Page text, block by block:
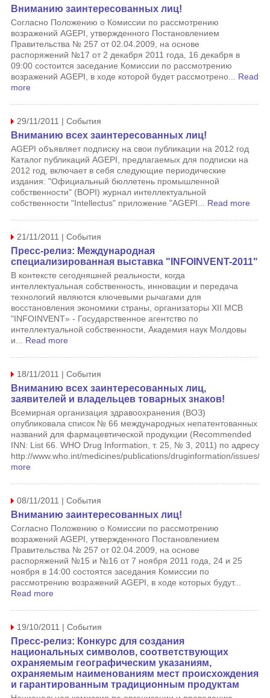
Вниманию заинтересованных лиц!
Согласно Положению о Комиссии по рассмотрению
возражений AGEPI, утвержденного Постановлением
Правительства № 257 от 02.04.2009, на основе
распоряжений №17 от 2 декабря 2011 года, 16 декабря в
09:00 состоится заседание Комиссии по рассмотрению
возражений AGEPI, в ходе которой будет рассмотрено... Read
more
29/11/2011 | События
Вниманию всех заинтересованных лиц!
AGEPI объявляет подписку на свои публикации на 2012 год
Каталог публикаций AGEPI, предлагаемых для подписки на
2012 год, включает в себя следующие периодические
издания: "Официальный бюллетень промышленной
собственности" (BOPI) журнал интеллектуальной
собственности "Intellectus" приложение "AGEPI... Read more
21/11/2011 | События
Пресс-релиз: Международная
специализированная выставка "INFOINVENT-2011"
В контексте сегодняшней реальности, когда
интеллектуальная собственность, инновации и передача
технологий являются ключевыми рычагами для
восстановления экономики страны, организаторы XII МСВ
"INFOINVENT» - Государственное агентство по
интеллектуальной собственности, Академия наук Молдовы
и... Read more
18/11/2011 | События
Вниманию всех заинтересованных лиц,
заявителей и владельцев товарных знаков!
Всемирная организация здравоохранения (ВОЗ)
опубликовала список № 66 международных непатентованных
названий для фармацевтической продукции (Recommended
INN: List 66. WHO Drug Information, т. 25, № 3, 2011) по адресу
http://www.who.int/medicines/publications/druginformation/issues/
more
08/11/2011 | События
Вниманию заинтересованных лиц!
Согласно Положению о Комиссии по рассмотрению
возражений AGEPI, утвержденного Постановлением
Правительства № 257 от 02.04.2009, на основе
распоряжений №15 и №16 от 7 ноября 2011 года, 24 и 25
ноября в 14:00 состоятся заседания Комиссии по
рассмотрению возражений AGEPI, в ходе которых будут...
Read more
19/10/2011 | События
Пресс-релиз: Конкурс для создания
национальных символов, соответствующих
охраняемым географическим указаниям,
охраняемым наименованиям мест происхождения
и гарантированным традиционным продуктам